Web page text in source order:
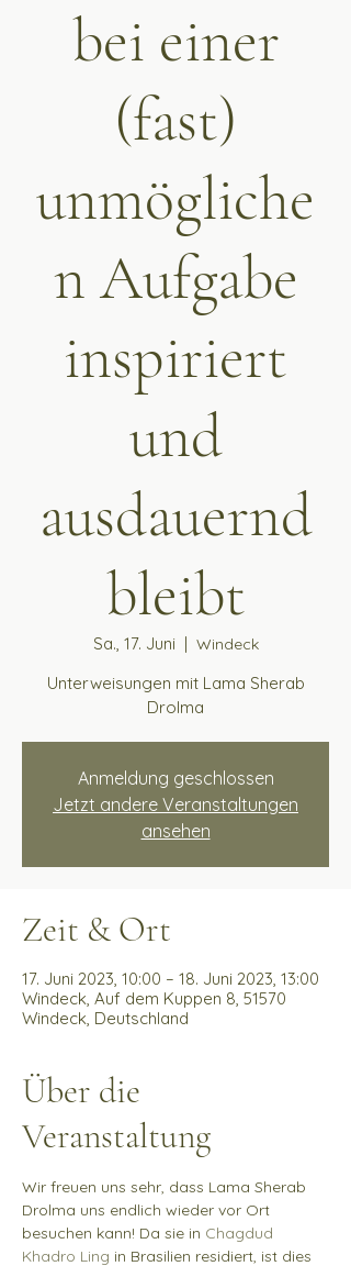
bei einer
(fast)
unmögliche
n Aufgabe
inspiriert
und
ausdauernd
bleibt
Sa., 17. Juni
  |
Windeck
Unterweisungen mit Lama Sherab
Drolma
Anmeldung geschlossen
Jetzt andere Veranstaltungen
ansehen
Zeit & Ort
17. Juni 2023, 10:00 – 18. Juni 2023, 13:00
Windeck, Auf dem Kuppen 8, 51570
Windeck, Deutschland
Über die
Veranstaltung
Wir freuen uns sehr, dass Lama Sherab
Drolma uns endlich wieder vor Ort
besuchen kann! Da sie in Chagdud
Khadro Ling in Brasilien residiert, ist dies